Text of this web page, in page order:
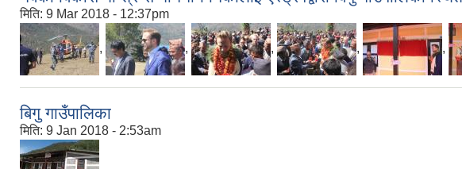
मिति: 9 Mar 2018 - 12:37pm
, , , , ,
बिगु गाउँपालिका
मिति: 9 Jan 2018 - 2:53am